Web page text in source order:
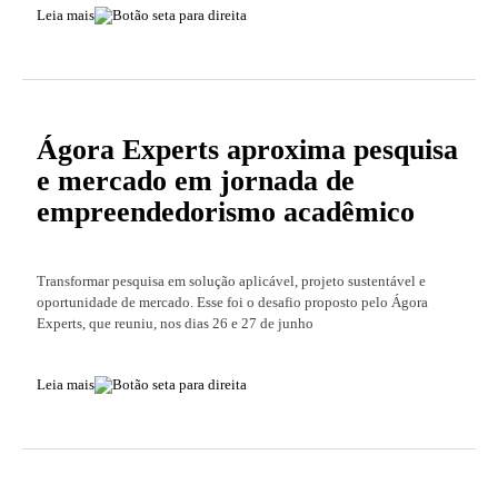
Leia mais
Ágora Experts aproxima pesquisa
e mercado em jornada de
empreendedorismo acadêmico
Transformar pesquisa em solução aplicável, projeto sustentável e
oportunidade de mercado. Esse foi o desafio proposto pelo Ágora
Experts, que reuniu, nos dias 26 e 27 de junho
Leia mais